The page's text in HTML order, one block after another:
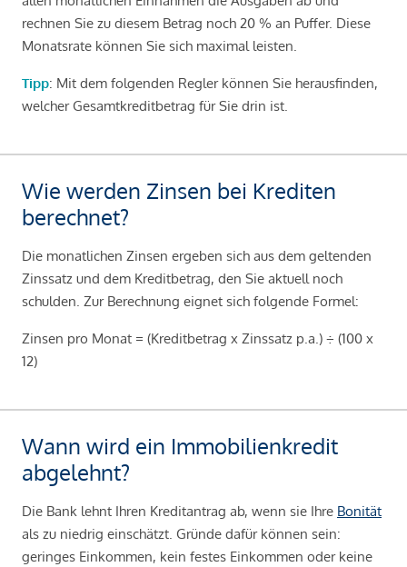
rechnen Sie zu diesem Betrag noch 20 % an Puffer. Diese
Monatsrate können Sie sich maximal leisten.
Tipp: Mit dem folgenden Regler können Sie herausfinden,
welcher Gesamtkreditbetrag für Sie drin ist.
Wie werden Zinsen bei Krediten
berechnet?
Die monatlichen Zinsen ergeben sich aus dem geltenden
Zinssatz und dem Kreditbetrag, den Sie aktuell noch
schulden. Zur Berechnung eignet sich folgende Formel:
Zinsen pro Monat = (Kreditbetrag x Zinssatz p.a.) ÷ (100 x
12)
Wann wird ein Immobilienkredit
abgelehnt?
Die Bank lehnt Ihren Kreditantrag ab, wenn sie Ihre Bonität
als zu niedrig einschätzt. Gründe dafür können sein:
geringes Einkommen, kein festes Einkommen oder keine